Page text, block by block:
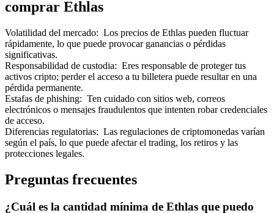
Referencia
Invita a un amigo para recibir recompensas en efectivo
BTC Welcome Rewards
comprar Ethlas
Volatilidad del mercado: Los precios de Ethlas pueden fluctuar
rápidamente, lo que puede provocar ganancias o pérdidas
significativas.
Responsabilidad de custodia: Eres responsable de proteger tus
activos cripto; perder el acceso a tu billetera puede resultar en una
pérdida permanente.
Estafas de phishing: Ten cuidado con sitios web, correos
electrónicos o mensajes fraudulentos que intenten robar credenciales
de acceso.
Diferencias regulatorias: Las regulaciones de criptomonedas varían
según el país, lo que puede afectar el trading, los retiros y las
protecciones legales.
Preguntas frecuentes
¿Cuál es la cantidad mínima de Ethlas que puedo